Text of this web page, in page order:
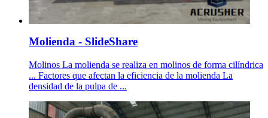
Molienda - SlideShare
Molinos La molienda se realiza en molinos de forma cilíndrica
... Factores que afectan la eficiencia de la molienda La
densidad de la pulpa de ...